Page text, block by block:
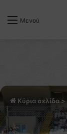
Μενού
Κύρια σελίδα >